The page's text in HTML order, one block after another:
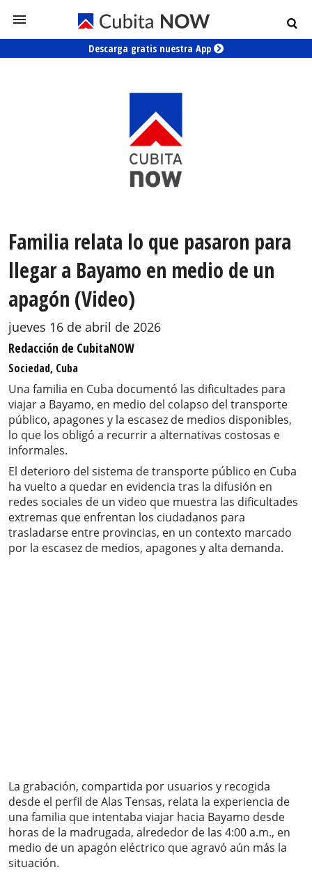
Descarga gratis nuestra App
Familia relata lo que pasaron para
llegar a Bayamo en medio de un
apagón (Video)
jueves 16 de abril de 2026
Redacción de CubitaNOW
Sociedad, Cuba
Una familia en Cuba documentó las dificultades para
viajar a Bayamo, en medio del colapso del transporte
público, apagones y la escasez de medios disponibles,
lo que los obligó a recurrir a alternativas costosas e
informales.
El deterioro del sistema de transporte público en Cuba
ha vuelto a quedar en evidencia tras la difusión en
redes sociales de un video que muestra las dificultades
extremas que enfrentan los ciudadanos para
trasladarse entre provincias, en un contexto marcado
por la escasez de medios, apagones y alta demanda.
La grabación, compartida por usuarios y recogida
desde el perfil de Alas Tensas, relata la experiencia de
una familia que intentaba viajar hacia Bayamo desde
horas de la madrugada, alrededor de las 4:00 a.m., en
medio de un apagón eléctrico que agravó aún más la
situación.